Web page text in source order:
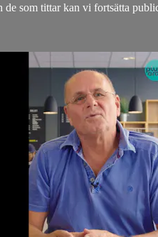
som tittar kan vi fortsätta